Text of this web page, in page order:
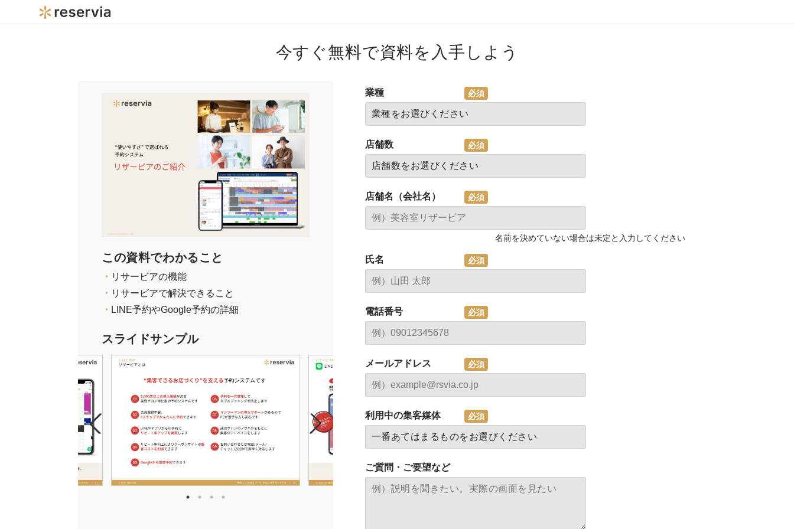
今すぐ無料で資料を入手しよう
この資料でわかること
・ リサービアの機能
・ リサービアで解決できること
・ LINE予約やGoogle予約の詳細
スライドサンプル
業種
店舗数
店舗名（会社名）
名前を決めていない場合は未定と入力してください
氏名
電話番号
メールアドレス
利用中の集客媒体
ご質問・ご要望など